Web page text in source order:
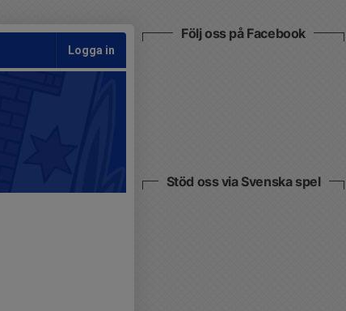
Logga in
Följ oss på Facebook
Stöd oss via Svenska spel